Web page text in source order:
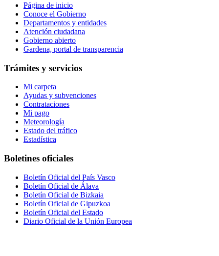
Página de inicio
Conoce el Gobierno
Departamentos y entidades
Atención ciudadana
Gobierno abierto
Gardena, portal de transparencia
Trámites y servicios
Mi carpeta
Ayudas y subvenciones
Contrataciones
Mi pago
Meteorología
Estado del tráfico
Estadística
Boletines oficiales
Boletín Oficial del País Vasco
Boletín Oficial de Álava
Boletín Oficial de Bizkaia
Boletín Oficial de Gipuzkoa
Boletín Oficial del Estado
Diario Oficial de la Unión Europea